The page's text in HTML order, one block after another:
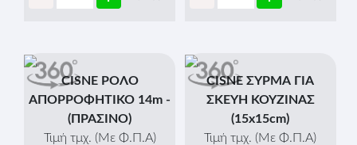
CISNE ΡΟΛΟ
ΑΠΟΡΡΟΦΗΤΙΚΟ 14m -
(ΠΡΑΣΙΝΟ)
Τιμή τμχ. (Με Φ.Π.Α)
CISNE ΣΥΡΜΑ ΓΙΑ
ΣΚΕΥΗ ΚΟΥΖΙΝΑΣ
(15x15cm)
Τιμή τμχ. (Με Φ.Π.Α)